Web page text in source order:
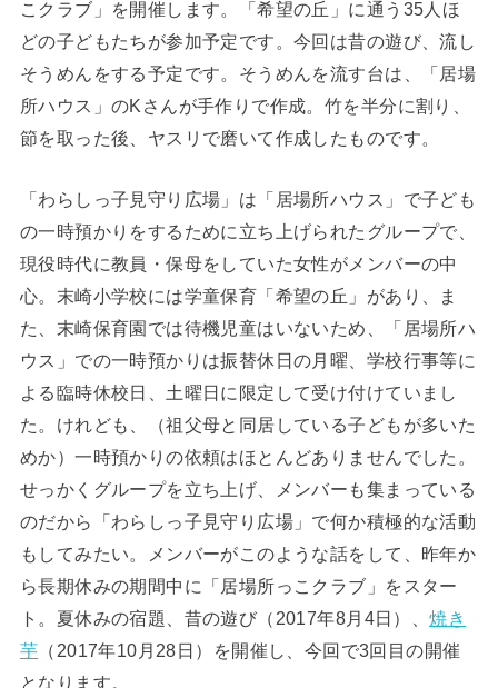
こクラブ」を開催します。「希望の丘」に通う35人ほ
どの子どもたちが参加予定です。今回は昔の遊び、流し
そうめんをする予定です。そうめんを流す台は、「居場
所ハウス」のKさんが手作りで作成。竹を半分に割り、
節を取った後、ヤスリで磨いて作成したものです。
「わらしっ子見守り広場」は「居場所ハウス」で子ども
の一時預かりをするために立ち上げられたグループで、
現役時代に教員・保母をしていた女性がメンバーの中
心。末崎小学校には学童保育「希望の丘」があり、ま
た、末崎保育園では待機児童はいないため、「居場所ハ
ウス」での一時預かりは振替休日の月曜、学校行事等に
よる臨時休校日、土曜日に限定して受け付けていまし
た。けれども、（祖父母と同居している子どもが多いた
めか）一時預かりの依頼はほとんどありませんでした。
せっかくグループを立ち上げ、メンバーも集まっている
のだから「わらしっ子見守り広場」で何か積極的な活動
もしてみたい。メンバーがこのような話をして、昨年か
ら長期休みの期間中に「居場所っこクラブ」をスター
ト。夏休みの宿題、昔の遊び（2017年8月4日）、焼き
芋 （2017年10月28日）を開催し、今回で3回目の開催
となります。